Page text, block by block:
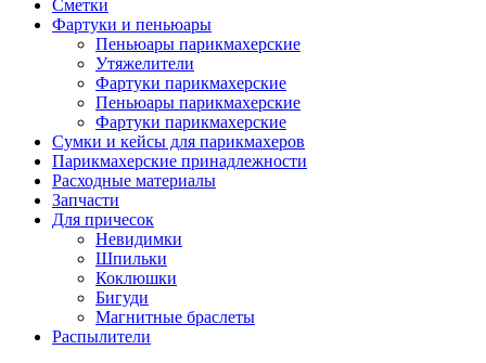
Сметки
Фартуки и пеньюары
Пеньюары парикмахерские
Утяжелители
Фартуки парикмахерские
Пеньюары парикмахерские
Фартуки парикмахерские
Сумки и кейсы для парикмахеров
Парикмахерские принадлежности
Расходные материалы
Запчасти
Для причесок
Невидимки
Шпильки
Коклюшки
Бигуди
Магнитные браслеты
Распылители